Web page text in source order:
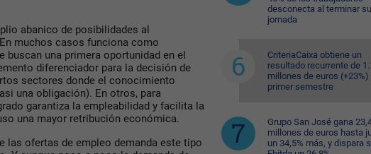
abanico de posibilidades al
muchos casos funciona como
una primera oportunidad en el
diferenciador para la decisión de
sectores donde el conocimiento
una obligación). En otros, para
garantiza la empleabilidad y facilita la
una mayor retribución económica.
las ofertas de empleo demanda este tipo
desconecta al terminar su
jornada
CriteriaCaixa obtiene un
resultado recurrente de
millones de euros (+23%)
primer semestre
Grupo San José gana
millones de euros hasta
un 34,5% más, y dispara